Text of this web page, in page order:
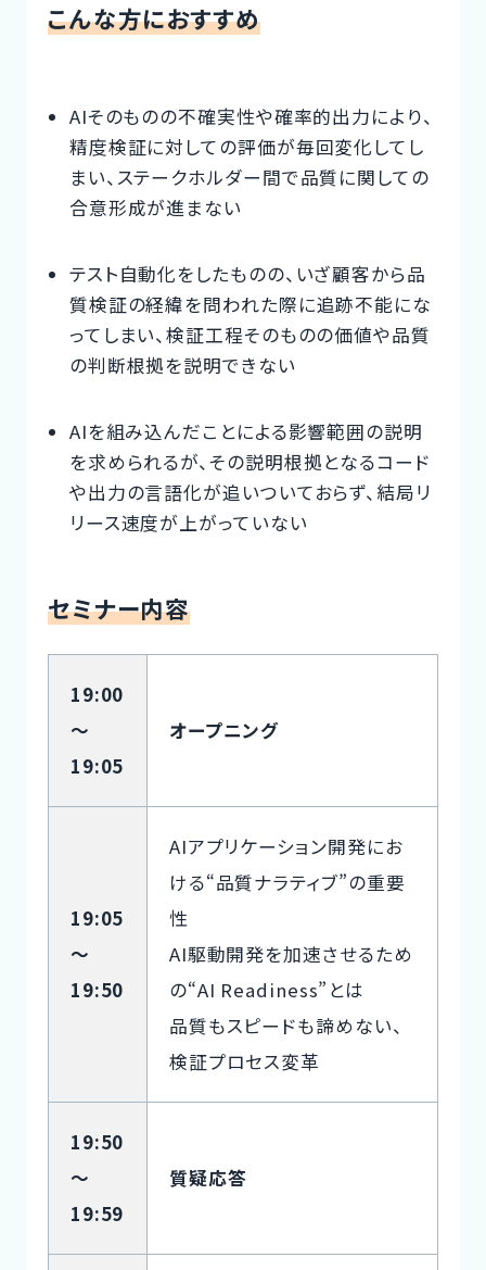
こんな方におすすめ
AIそのものの不確実性や確率的出力により、
精度検証に対しての評価が毎回変化してし
まい、ステークホルダー間で品質に関しての
合意形成が進まない
テスト自動化をしたものの、いざ顧客から品
質検証の経緯を問われた際に追跡不能にな
ってしまい、検証工程そのものの価値や品質
の判断根拠を説明できない
AIを組み込んだことによる影響範囲の説明
を求められるが、その説明根拠となるコード
や出力の言語化が追いついておらず、結局リ
リース速度が上がっていない
セミナー内容
19:00
～
19:05
オープニング
19:05
～
19:50
AIアプリケーション開発にお
ける“品質ナラティブ”の重要
性
AI駆動開発を加速させるため
の“AI Readiness”とは
品質もスピードも諦めない、
検証プロセス変革
19:50
～
19:59
質疑応答